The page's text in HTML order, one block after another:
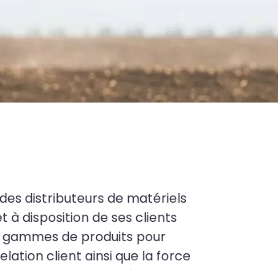
distributeurs de matériels
à disposition de ses clients
de produits pour
client ainsi que la force